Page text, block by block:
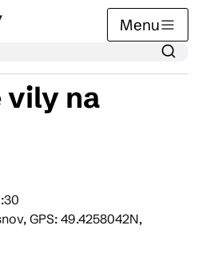
Menu
vily na
GPS: 49.4258042N,